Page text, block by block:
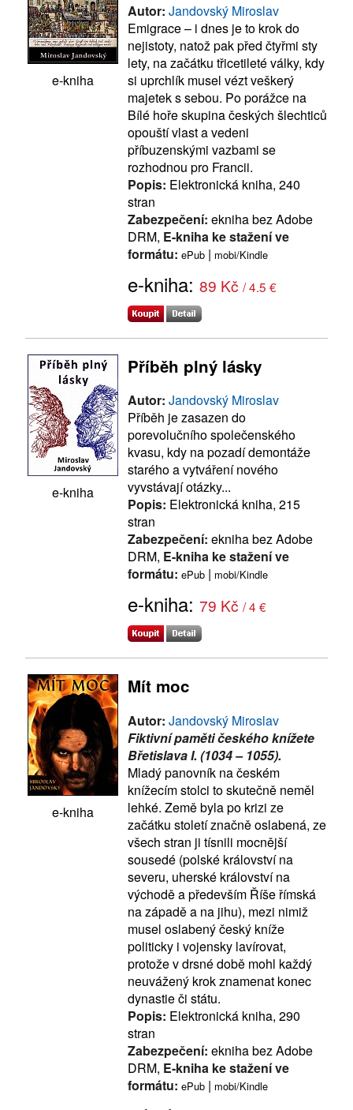
e-kniha
Autor: Jandovský Miroslav
Emigrace – i dnes je to krok do
nejistoty, natož pak před čtyřmi sty
lety, na začátku třicetileté války, kdy
si uprchlík musel vézt veškerý
majetek s sebou. Po porážce na
Bílé hoře skupina českých šlechticů
opouští vlast a vedeni
příbuzenskými vazbami se
rozhodnou pro Francii.
Popis: Elektronická kniha, 240
stran
Zabezpečení: ekniha bez Adobe
DRM, E-kniha ke stažení ve
formátu: ePub | mobi/Kindle
e-kniha: 89 Kč / 4.5 €
e-kniha
Příběh plný lásky
Autor: Jandovský Miroslav
Příběh je zasazen do
porevolučního společenského
kvasu, kdy na pozadí demontáže
starého a vytváření nového
vyvstávají otázky...
Popis: Elektronická kniha, 215
stran
Zabezpečení: ekniha bez Adobe
DRM, E-kniha ke stažení ve
formátu: ePub | mobi/Kindle
e-kniha: 79 Kč / 4 €
e-kniha
Mít moc
Autor: Jandovský Miroslav
Fiktivní paměti českého knížete
Břetislava I. (1034 – 1055).
Mladý panovník na českém
knížecím stolci to skutečně neměl
lehké. Země byla po krizi ze
začátku století značně oslabená, ze
všech stran ji tísnili mocnější
sousedé (polské království na
severu, uherské království na
východě a především Říše římská
na západě a na jihu), mezi nimiž
musel oslabený český kníže
politicky i vojensky lavírovat,
protože v drsné době mohl každý
neuvážený krok znamenat konec
dynastie či státu.
Popis: Elektronická kniha, 290
stran
Zabezpečení: ekniha bez Adobe
DRM, E-kniha ke stažení ve
formátu: ePub | mobi/Kindle